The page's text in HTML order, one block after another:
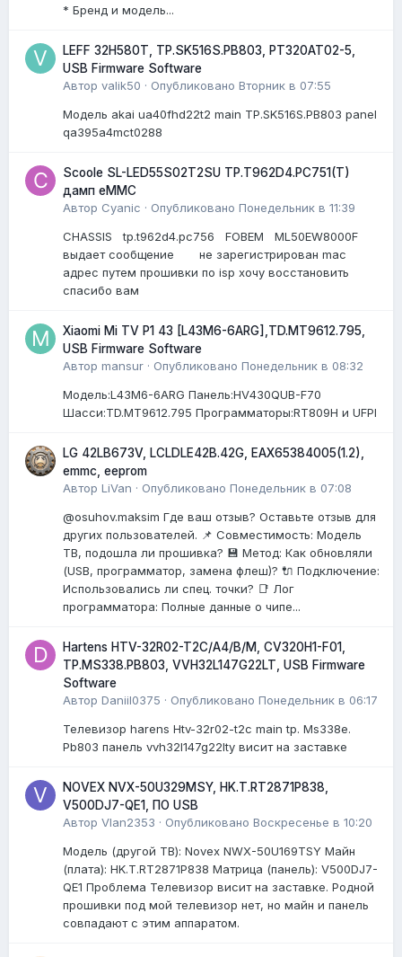
* Бренд и модель...
LEFF 32H580T, TP.SK516S.PB803, PT320AT02-5,
USB Firmware Software
Автор valik50 · Опубликовано Вторник в 07:55
Модель akai ua40fhd22t2 main TP.SK516S.PB803 panel
qa395a4mct0288
Scoole SL-LED55S02T2SU TP.T962D4.PC751(T)
дамп eMMC
Автор Cyanic · Опубликовано Понедельник в 11:39
CHASSIS tp.t962d4.pc756 FOBEM ML50EW8000F
выдает сообщение не зарегистрирован mac
адрес путем прошивки по isp хочу восстановить
спасибо вам
Xiaomi Mi TV P1 43 [L43M6-6ARG],TD.MT9612.795,
USB Firmware Software
Автор mansur · Опубликовано Понедельник в 08:32
Модель:L43M6-6ARG Панель:HV430QUB-F70
Шасси:TD.MT9612.795 Программаторы:RT809H и UFPI
LG 42LB673V, LCLDLE42B.42G, EAX65384005(1.2),
emmc, eeprom
Автор LiVan · Опубликовано Понедельник в 07:08
@osuhov.maksim Где ваш отзыв? Оставьте отзыв для
других пользователей. 📌 Совместимость: Модель
ТВ, подошла ли прошивка? 💾 Метод: Как обновляли
(USB, программатор, замена флеш)? 🔌 Подключение:
Использовались ли спец. точки? 📑 Лог
программатора: Полные данные о чипе...
Hartens HTV-32R02-T2C/A4/B/M, CV320H1-F01,
TP.MS338.PB803, VVH32L147G22LT, USB Firmware
Software
Автор Daniil0375 · Опубликовано Понедельник в 06:17
Телевизор harens Htv-32r02-t2c main tp. Ms338e.
Pb803 панель vvh32l147g22lty висит на заставке
NOVEX NVX-50U329MSY, HK.T.RT2871P838,
V500DJ7-QE1, ПО USB
Автор Vlan2353 · Опубликовано Воскресенье в 10:20
Модель (другой ТВ): Novex NWX-50U169TSY Майн
(плата): HK.T.RT2871P838 Матрица (панель): V500DJ7-
QE1 Проблема Телевизор висит на заставке. Родной
прошивки под мой телевизор нет, но майн и панель
совпадают с этим аппаратом.